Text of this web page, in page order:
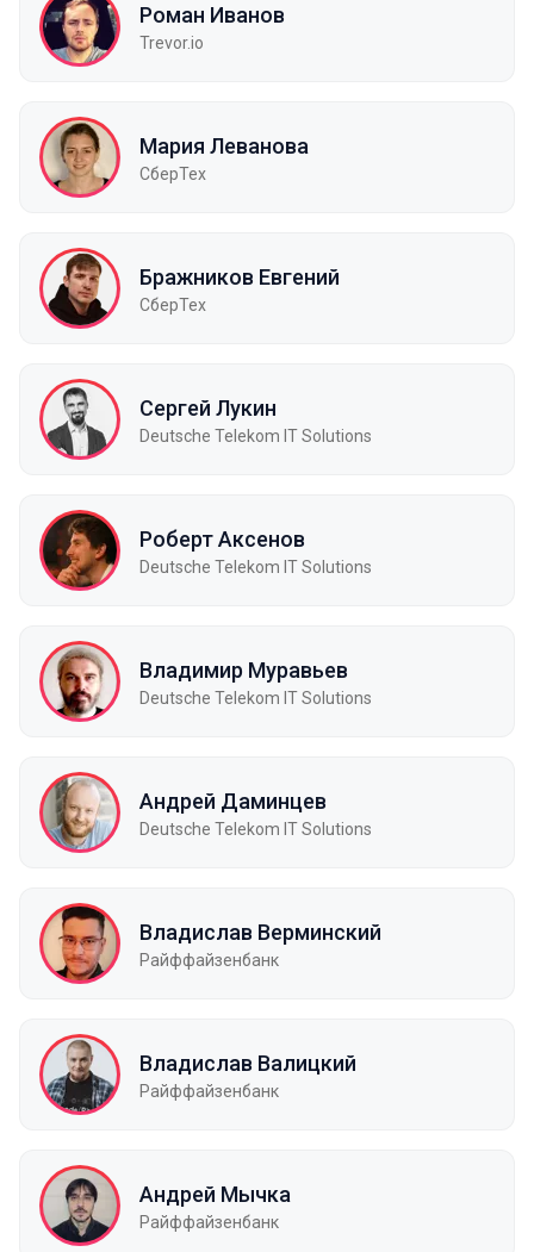
Роман Иванов
Trevor.io
Мария Леванова
СберТех
Бражников Евгений
СберТех
Сергей Лукин
Deutsche Telekom IT Solutions
Роберт Аксенов
Deutsche Telekom IT Solutions
Владимир Муравьев
Deutsche Telekom IT Solutions
Андрей Даминцев
Deutsche Telekom IT Solutions
Владислав Верминский
Райффайзенбанк
Владислав Валицкий
Райффайзенбанк
Андрей Мычка
Райффайзенбанк